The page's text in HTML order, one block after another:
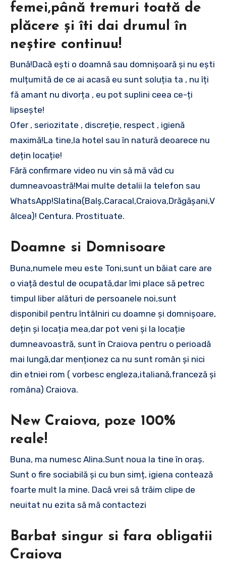
femei,până tremuri toată de
plăcere și îti dai drumul în
neștire continuu!
Bună!Dacă ești o doamnă sau domnișoară și nu ești
mulțumită de ce ai acasă eu sunt soluția ta , nu îți
fă amant nu divorța , eu pot suplini ceea ce-ți
lipsește!
Ofer , seriozitate , discreție, respect , igienă
maximă!La tine,la hotel sau în natură deoarece nu
dețin locație!
Fără confirmare video nu vin să mă văd cu
dumneavoastră!Mai multe detalii la telefon sau
WhatsApp!Slatina(Balș,Caracal,Craiova,Drăgășani,V
âlcea)! Centura. Prostituate.
Doamne si Domnisoare
Buna,numele meu este Toni,sunt un băiat care are
o viață destul de ocupată,dar îmi place să petrec
timpul liber alături de persoanele noi,sunt
disponibil pentru întâlniri cu doamne și domnișoare,
dețin și locația mea,dar pot veni și la locație
dumneavoastră, sunt în Craiova pentru o perioadă
mai lungă,dar menționez ca nu sunt român și nici
din etniei rom ( vorbesc engleza,italiană,franceză și
româna) Craiova.
New Craiova, poze 100%
reale!
Buna, ma numesc Alina.Sunt noua la tine în oraș.
Sunt o fire sociabilă și cu bun simț, igiena contează
foarte mult la mine. Dacă vrei să trăim clipe de
neuitat nu ezita să mă contactezi
Barbat singur si fara obligatii
Craiova